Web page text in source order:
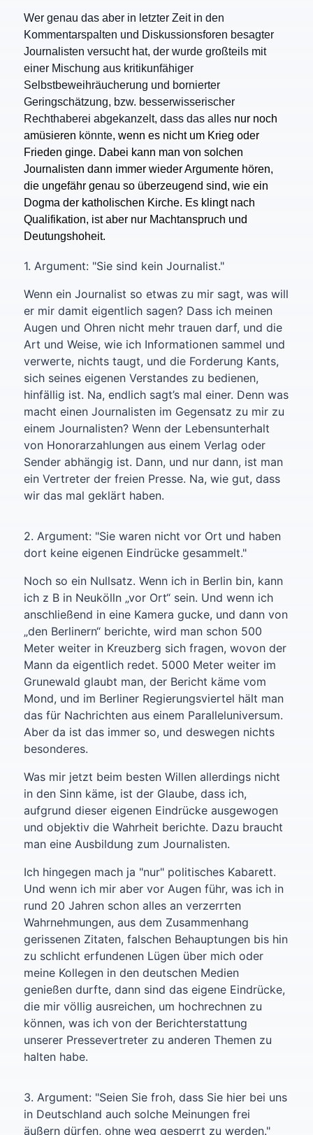
Wer genau das aber in letzter Zeit in den
Kommentarspalten und Diskussionsforen besagter
Journalisten versucht hat, der wurde großteils mit
einer Mischung aus kritikunfähiger
Selbstbeweihräucherung und bornierter
Geringschätzung, bzw. besserwisserischer
Rechthaberei abgekanzelt, dass das alles nur noch
amüsieren könnte, wenn es nicht um Krieg oder
Frieden ginge. Dabei kann man von solchen
Journalisten dann immer wieder Argumente hören,
die ungefähr genau so überzeugend sind, wie ein
Dogma der katholischen Kirche. Es klingt nach
Qualifikation, ist aber nur Machtanspruch und
Deutungshoheit.
1. Argument: "Sie sind kein Journalist."
Wenn ein Journalist so etwas zu mir sagt, was will
er mir damit eigentlich sagen? Dass ich meinen
Augen und Ohren nicht mehr trauen darf, und die
Art und Weise, wie ich Informationen sammel und
verwerte, nichts taugt, und die Forderung Kants,
sich seines eigenen Verstandes zu bedienen,
hinfällig ist. Na, endlich sagt’s mal einer. Denn was
macht einen Journalisten im Gegensatz zu mir zu
einem Journalisten? Wenn der Lebensunterhalt
von Honorarzahlungen aus einem Verlag oder
Sender abhängig ist. Dann, und nur dann, ist man
ein Vertreter der freien Presse. Na, wie gut, dass
wir das mal geklärt haben.
2. Argument: "Sie waren nicht vor Ort und haben
dort keine eigenen Eindrücke gesammelt."
Noch so ein Nullsatz. Wenn ich in Berlin bin, kann
ich z B in Neukölln „vor Ort“ sein. Und wenn ich
anschließend in eine Kamera gucke, und dann von
„den Berlinern“ berichte, wird man schon 500
Meter weiter in Kreuzberg sich fragen, wovon der
Mann da eigentlich redet. 5000 Meter weiter im
Grunewald glaubt man, der Bericht käme vom
Mond, und im Berliner Regierungsviertel hält man
das für Nachrichten aus einem Paralleluniversum.
Aber da ist das immer so, und deswegen nichts
besonderes.
Was mir jetzt beim besten Willen allerdings nicht
in den Sinn käme, ist der Glaube, dass ich,
aufgrund dieser eigenen Eindrücke ausgewogen
und objektiv die Wahrheit berichte. Dazu braucht
man eine Ausbildung zum Journalisten.
Ich hingegen mach ja "nur" politisches Kabarett.
Und wenn ich mir aber vor Augen führ, was ich in
rund 20 Jahren schon alles an verzerrten
Wahrnehmungen, aus dem Zusammenhang
gerissenen Zitaten, falschen Behauptungen bis hin
zu schlicht erfundenen Lügen über mich oder
meine Kollegen in den deutschen Medien
genießen durfte, dann sind das eigene Eindrücke,
die mir völlig ausreichen, um hochrechnen zu
können, was ich von der Berichterstattung
unserer Pressevertreter zu anderen Themen zu
halten habe.
3. Argument: "Seien Sie froh, dass Sie hier bei uns
in Deutschland auch solche Meinungen frei
äußern dürfen, ohne weg gesperrt zu werden."